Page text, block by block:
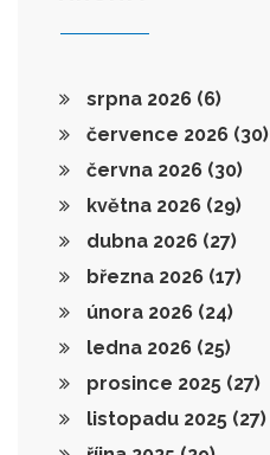
srpna 2026 (6)
července 2026 (30)
června 2026 (30)
května 2026 (29)
dubna 2026 (27)
března 2026 (17)
února 2026 (24)
ledna 2026 (25)
prosince 2025 (27)
listopadu 2025 (27)